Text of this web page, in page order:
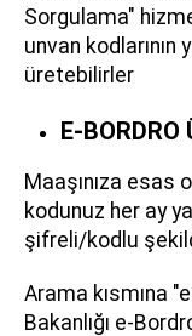
Sorgulama"
unvan kodlarının
üretebilirler
E-BORDRO
Maaşınıza esas
kodunuz her ay
şifreli/kodlu
Arama kısmına
Bakanlığı e-